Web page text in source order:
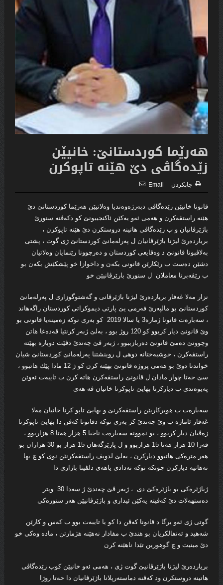
هه‌رێما كوردستانێ: خانیێن
زێده‌گاڤى دێ هێنه‌ تاپوكرن
چاپكردن Email
قانونا خانیێن زێده‌گاڤى دبه‌رژه‌وه‌ندیا وه‌لاتیێن هه‌رێما كوردستانێ دێ
هێنه‌ راستڤه‌كرن و هه‌مى ئه‌و یه‌كێن ئاكنجیبونێ كو دكه‌ڤنه‌ سنورێ
باژێرڤانیان و ب زێده‌گاڤى هاتینه‌ دروستكرن دێ هێنه‌ تاپوكرن ،
بریارده‌رێ لیژنا باژێرڤانیان ل په‌رله‌مانێ كوردستانێ ژى گوت ، پشتى
به‌لاڤبونا قانونێ د وه‌قایعى كوردستان و ده‌رچوونا رێنمایان وه‌لاتیان
دشێن ده‌ست ب رێكارێن قانونى بكه‌ن و داخوازا خو پێشكێش بكه‌ن بو
ب رێڤه‌برنا معاملان‌ ل سنورێ بارێرڤانیێن خو
نزار مه‌لا غه‌فار بریارده‌رێ لیژنا باژێرڤانی و گه‌شتوگوزارى ل په‌رله‌مانێ
كوردستانێ بو مالپه‌رێ فه‌رمى یێ پارتى دیموكراتى كوردستان راگه‌هاند
، سه‌باره‌ت قانونا ژماره‌3 یا سالا 2019 كو به‌رى نوكه‌ زه‌مینه‌یا قانونى بو
وێ قانونێ دیار كربوو كو 120 روژ بوو ، به‌لێ ژبه‌ر كرنتیا قه‌ده‌غا هاتن
و‌چوونێ ده‌مێ قانونێ ده‌ربازببوو ، ژبه‌ر ڤێ چه‌ندێ دڤێت دوباره‌ بهێته
‌راستڤه‌كرن ، خوشبه‌ختانه‌ دوهى ل روینشتنا په‌رله‌مانێ كوردستانێ شیان
خواندنا دوێ بو هه‌مى پروژه‌ قانونێ بهێته‌‌ كرن كو ژ 12 مادا پێك هاتبوو ،
سێ حه‌تا چوار مادان ل قانونێ راستڤه‌كرن هاته‌ كرن ب تایبه‌ت ئه‌وێن
په‌یوه‌ندی ب دیاركرنا بهایێ تاپوكرنا خانیان ڤه‌ هه‌ى
سه‌باره‌ت ب هویركاریێن راستڤه‌كرنێ‌ و بهایێ تاپو كرنا خانیان مه‌لا
غه‌فار ئاماژه‌ ب وێ چه‌ندێ كر به‌رى نوكه‌ دقانونا كه‌ڤن دا بهایێ تاپوكرنا
زه‌ڤیان دیار كربوو ، بو نموونه‌ سه‌باره‌ت ناحیا 5 هزار هه‌تا 8 هزاربوو ،
قه‌زا 10 هزار هه‌تا 15 هزاربوو و ل پارێزگه‌هان 15 هزار بو 30 هزاران بو
هه‌ر متره‌كی هاتبوو دیاركرن ، به‌لێ لدویڤ راستڤه‌كرنێن نوى كو چ بها
نه‌هاتیه‌ دیاركرن چونكه‌ نوكه‌ نه‌دادى یاهه‌ى دلڤینا بازارى دا
ژباژێره‌كى بو باژێره‌كێ دى ، ژبه‌ر ڤێ چه‌ندێ ژ سه‌دا 30 وپتر
ده‌ستهه‌لات دێ كه‌ڤیته‌ یه‌كێن ئیدارى و باژێرڤانیێن هه‌ر سنوره‌كى
گوتى ژى ئه‌و برگا د قانونا كه‌ڤن دا كو یا تایبه‌ت بوو ب كه‌س و كارێن
شه‌هید و ئه‌نفالكریان بو هندێ ب مفادار نه‌هێنه‌ هژمارتن ، ماده‌ وه‌كى خو
دێ مینیت و چ گوهورین تێدا ناهێنه‌ كرن
بریارده‌رێ لیژنا باژێرڤانیێ گوت ژى ، هه‌مى ئه‌و خانیێن كوب زێده‌گاڤى
هاتینه‌ دروستكرن ود كه‌ڤنه‌ دماسته‌رپلانا باژێرڤانیان دا حه‌تا روژا